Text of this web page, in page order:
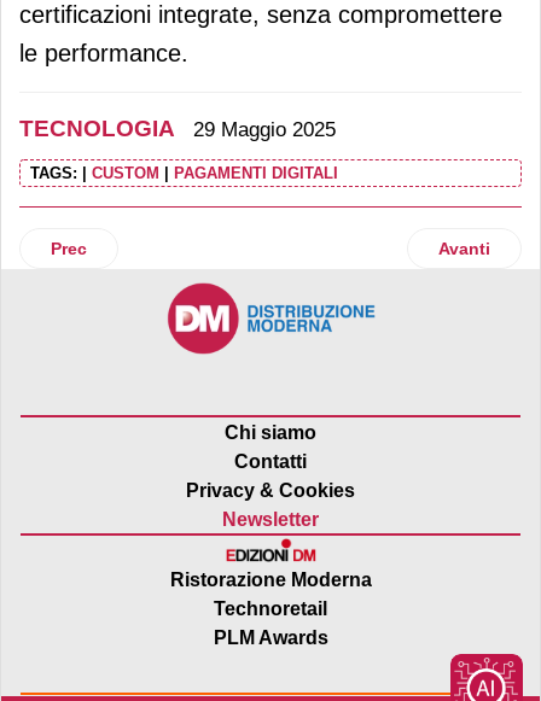
certificazioni integrate, senza compromettere
le performance.
TECNOLOGIA 29 Maggio 2025
TAGS: CUSTOM PAGAMENTI DIGITALI
Articolo precedente: Iper La grande i rinnova IperDrive
Prec Articolo
Avanti
Chi siamo
Contatti
Privacy & Cookies
Newsletter
Ristorazione Moderna
Technoretail
PLM Awards